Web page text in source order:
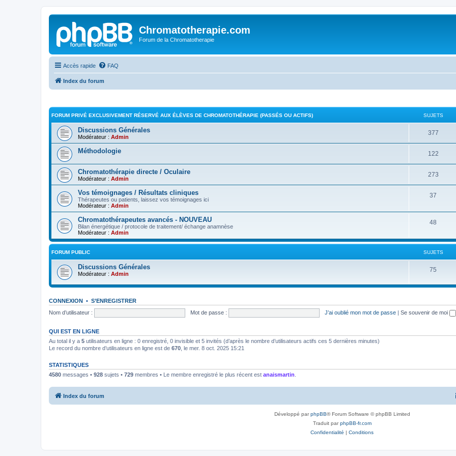
Chromatotherapie.com
Forum de la Chromatotherapie
Accès rapide FAQ
Index du forum
FORUM PRIVÉ EXCLUSIVEMENT RÉSERVÉ AUX ÉLÈVES DE CHROMATOTHÉRAPIE (PASSÉS OU ACTIFS) SUJETS
Discussions Générales
Modérateur : Admin
377
Méthodologie 122
Chromatothérapie directe / Oculaire
Modérateur : Admin
273
Vos témoignages / Résultats cliniques
Thérapeutes ou patients, laissez vos témoignages ici
Modérateur : Admin
37
Chromatothérapeutes avancés - NOUVEAU
Bilan énergétique / protocole de traitement/ échange anamnèse
Modérateur : Admin
48
FORUM PUBLIC SUJETS
Discussions Générales
Modérateur : Admin
75
CONNEXION • S’ENREGISTRER
Nom d’utilisateur :
Mot de passe : J’ai oublié mon mot de passe | Se souvenir de moi
QUI EST EN LIGNE
Au total il y a 5 utilisateurs en ligne : 0 enregistré, 0 invisible et 5 invités (d’après le nombre d’utilisateurs actifs ces 5 dernières minutes)
Le record du nombre d’utilisateurs en ligne est de 670 , le mer. 8 oct. 2025 15:21
STATISTIQUES
4580 messages • 928 sujets • 729 membres • Le membre enregistré le plus récent est anaismartin
Index du forum
Développé parphpBB® Forum Software © phpBB Limited
Traduit parphpBB-fr.com
Confidentialité | Conditions